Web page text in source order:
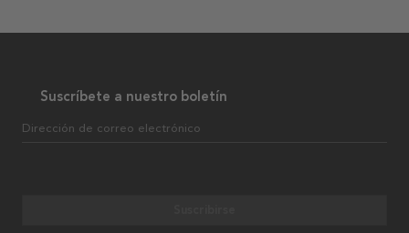
Suscríbete a nuestro boletín
Dirección de correo electrónico